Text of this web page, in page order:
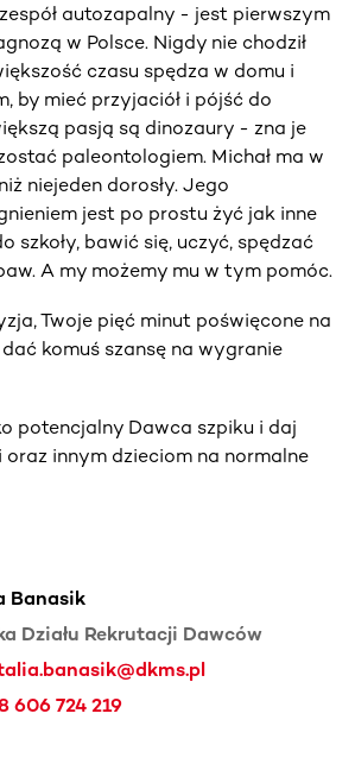
autozapalny - jest pierwszym
w Polsce. Nigdy nie chodził
czasu spędza w domu i
by mieć przyjaciół i pójść do
pasją są dinozaury - zna je
paleontologiem. Michał ma w
niejeden dorosły. Jego
jest po prostu żyć jak inne
szkoły, bawić się, uczyć, spędzać
A my możemy mu w tym pomóc.
Twoje pięć minut poświęcone na
komuś szansę na wygranie
potencjalny Dawca szpiku i daj
oraz innym dzieciom na normalne
Banasik
Działu Rekrutacji Dawców
606 724 219